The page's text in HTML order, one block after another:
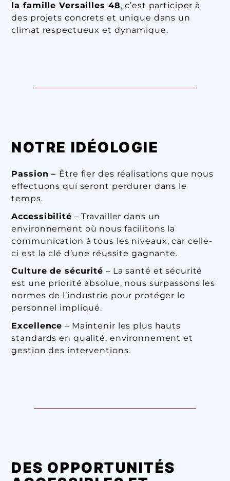
la famille Versailles 48, c’est participer à
des projets concrets et unique dans un
climat respectueux et dynamique.
NOTRE IDÉOLOGIE
Passion – Être fier des réalisations que nous
effectuons qui seront perdurer dans le
temps.
Accessibilité – Travailler dans un
environnement où nous facilitons la
communication à tous les niveaux, car celle-
ci est la clé d’une réussite gagnante.
Culture de sécurité – La santé et sécurité
est une priorité absolue, nous surpassons les
normes de l’industrie pour protéger le
personnel impliqué.
Excellence – Maintenir les plus hauts
standards en qualité, environnement et
gestion des interventions.
DES OPPORTUNITÉS